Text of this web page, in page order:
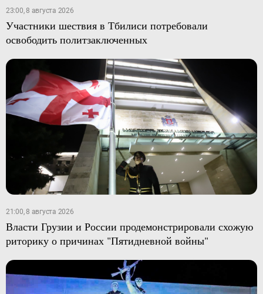
23:00, 8 августа 2026
Участники шествия в Тбилиси потребовали
освободить политзаключенных
21:00, 8 августа 2026
Власти Грузии и России продемонстрировали схожую
риторику о причинах "Пятидневной войны"